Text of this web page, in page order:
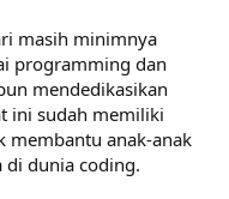
masih minimnya
programming dan
mendedikasikan
ini sudah memiliki
membantu anak-anak
di dunia coding.